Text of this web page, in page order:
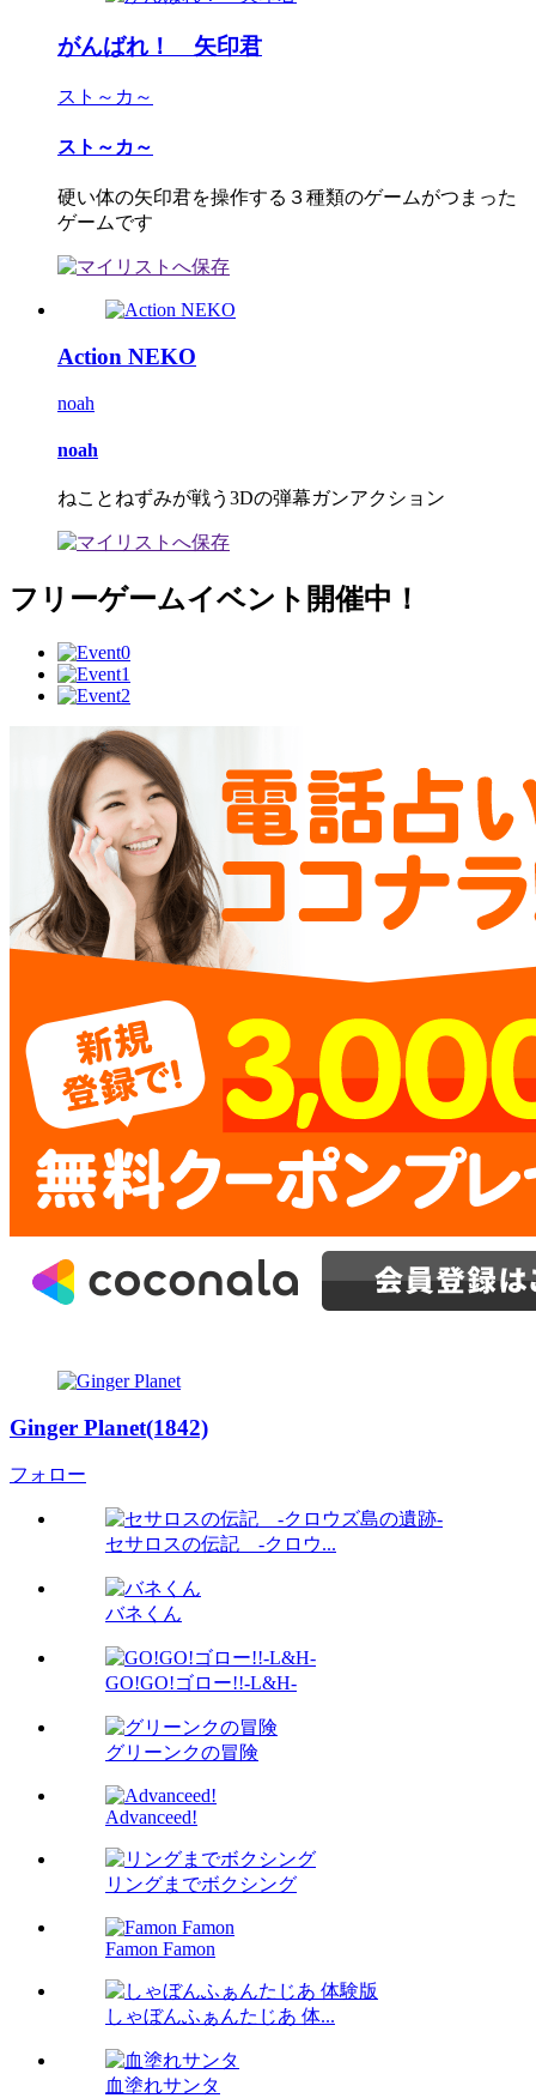
がんばれ！ 矢印君
スト～カ～
スト～カ～
硬い体の矢印君を操作する３種類のゲームがつまった
ゲームです
Action NEKO
noah
noah
ねことねずみが戦う3Dの弾幕ガンアクション
フリーゲームイベント開催中！
Ginger Planet(1842)
フォロー
セサロスの伝記 -クロウ...
バネくん
GO!GO!ゴロー!!-L&H-
グリーンクの冒険
Advanceed!
リングまでボクシング
Famon Famon
しゃぼんふぁんたじあ 体...
血塗れサンタ